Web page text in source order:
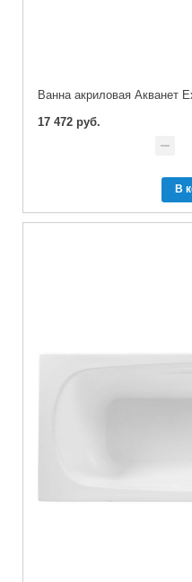
Ванна акриловая Акванет
17 472 руб.
В